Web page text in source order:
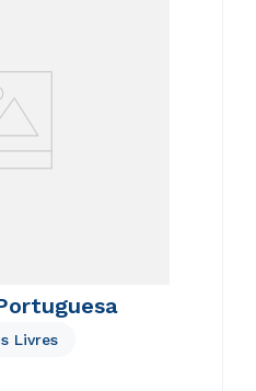
Livres